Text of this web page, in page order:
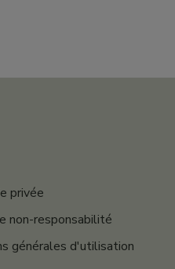
privée
non-responsabilité
générales d'utilisation